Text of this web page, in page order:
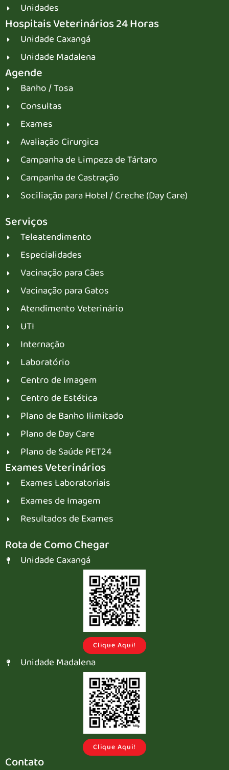
Unidades
Hospitais Veterinários 24 Horas
Unidade Caxangá
Unidade Madalena
Agende
Banho / Tosa
Consultas
Exames
Avaliação Cirurgica
Campanha de Limpeza de Tártaro
Campanha de Castração
Sociliação para Hotel / Creche (Day Care)
Serviços
Teleatendimento
Especialidades
Vacinação para Cães
Vacinação para Gatos
Atendimento Veterinário
UTI
Internação
Laboratório
Centro de Imagem
Centro de Estética
Plano de Banho Ilimitado
Plano de Day Care
Plano de Saúde PET24
Exames Veterinários
Exames Laboratoriais
Exames de Imagem
Resultados de Exames
Rota de Como Chegar
Unidade Caxangá
Clique Aqui!
Unidade Madalena
Clique Aqui!
Contato